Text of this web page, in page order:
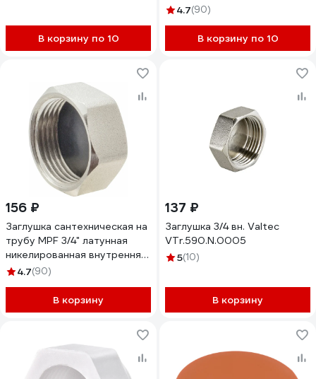
В корзину по 10
резьба ИС.072283
4.7(90)
В корзину по 10
156 ₽
Заглушка сантехническая на
трубу MPF 3/4" латунная
никелированная внутренняя
резьба ИС.072284
4.7(90)
В корзину
137 ₽
Заглушка 3/4 вн. Valtec
VTr.590.N.0005
5(10)
В корзину